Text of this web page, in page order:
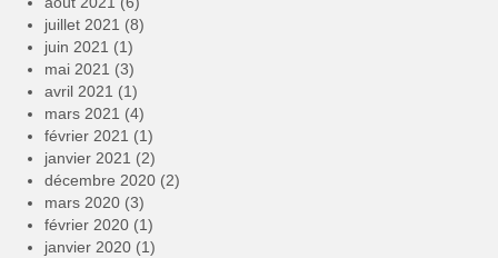
juillet 2021 (8)
juin 2021 (1)
mai 2021 (3)
avril 2021 (1)
mars 2021 (4)
février 2021 (1)
janvier 2021 (2)
décembre 2020 (2)
mars 2020 (3)
février 2020 (1)
janvier 2020 (1)